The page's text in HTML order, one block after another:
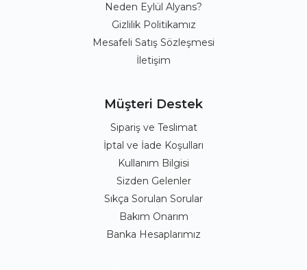
Neden Eylül Alyans?
Gizlilik Politikamız
Mesafeli Satış Sözleşmesi
İletişim
Müşteri Destek
Sipariş ve Teslimat
İptal ve İade Koşulları
Kullanım Bilgisi
Sizden Gelenler
Sıkça Sorulan Sorular
Bakım Onarım
Banka Hesaplarımız